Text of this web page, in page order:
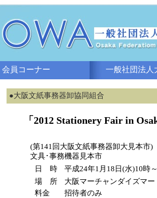
会員コーナー 一般社団法人
●大阪文紙事務器卸協同組合
「2012 Stationery Fair in
(第141回大阪文紙事務器卸大見本市)
文具･事務機器見本市
日 時
平成24年1月18日(水)10時
場 所
大阪マーチャンダイズマ
料金
招待者のみ